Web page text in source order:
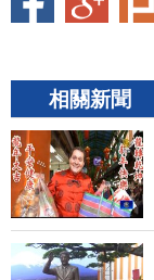
相關新聞